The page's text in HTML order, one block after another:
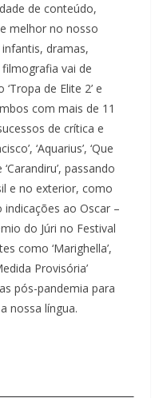
de conteúdo,
melhor no nosso
dramas,
vai de
de Elite 2’ e
com mais de 11
de crítica e
‘Aquarius’, ‘Que
‘Carandiru’, passando
e no exterior, como
indicações ao Oscar –
do Júri no Festival
como ‘Marighella’,
Provisória’
pós-pandemia para
nossa língua.